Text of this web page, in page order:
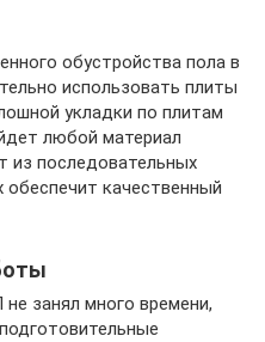
обустройства пола в
использовать плиты
укладки по плитам
любой материал
из последовательных
качественный
занял много времени,